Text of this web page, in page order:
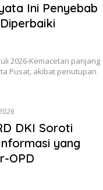
Ini Penyebab
2026-Kemacetan panjang
Pusat, akibat penutupan
DKI Soroti
yang
OPD